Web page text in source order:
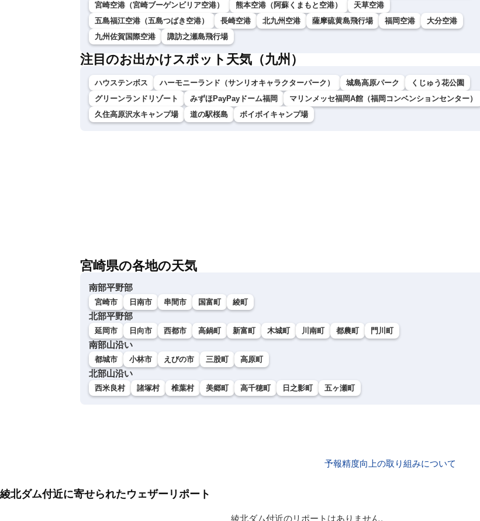
宮崎空港（宮崎ブーゲンビリア空港）
熊本空港（阿蘇くまもと空港）
天草空港
五島福江空港（五島つばき空港）
長崎空港 北九州空港 薩摩硫黄島飛行場 福岡空港
大分空港
九州佐賀国際空港
諏訪之瀬島飛行場
注目のお出かけスポット天気（九州）
ハウステンボス ハーモニーランド（サンリオキャラクターパーク） 城島高原パーク
くじゅう花公園
グリーンランドリゾート
みずほPayPayドーム福岡
マリンメッセ福岡A館（福岡コンベンションセンター）
久住高原沢水キャンプ場
道の駅桜島 ボイボイキャンプ場
宮崎県の各地の天気
南部平野部
宮崎市 日南市 串間市 国富町 綾町
北部平野部
延岡市 日向市 西都市 高鍋町 新富町 木城町 川南町 都農町 門川町
南部山沿い
都城市 小林市 えびの市 三股町 高原町
北部山沿い
西米良村 諸塚村 椎葉村 美郷町 高千穂町 日之影町 五ヶ瀬町
予報精度向上の取り組みについて
綾北ダム付近に寄せられたウェザーリポート
綾北ダム付近のリポートはありません。